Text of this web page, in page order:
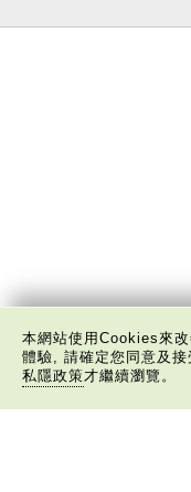
本網站使用Cookies來
體驗, 請確定您同意及接
私隱政策才繼續瀏覽。